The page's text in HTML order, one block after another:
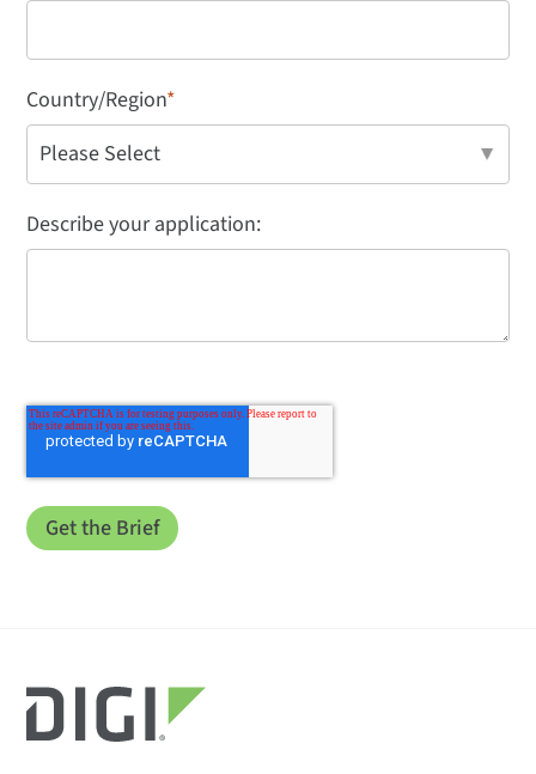
Country/Region*
Describe your application: